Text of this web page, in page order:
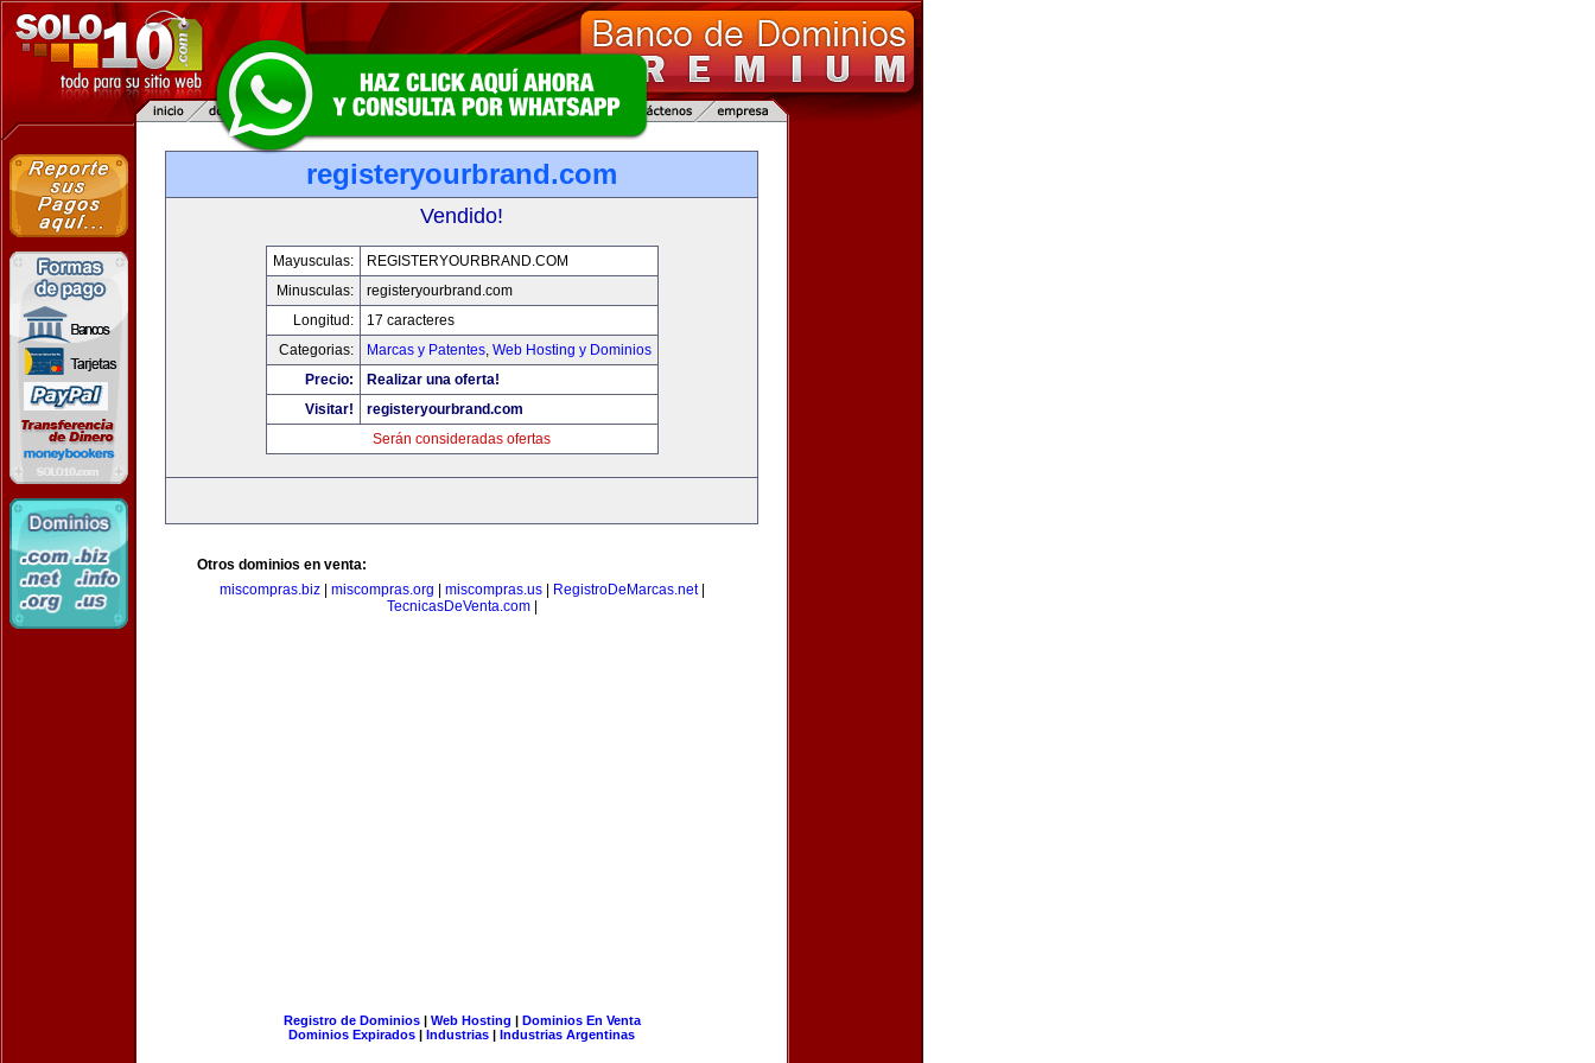
registeryourbrand.com
Vendido!
Mayusculas:
REGISTERYOURBRAND.COM
Minusculas:
registeryourbrand.com
Longitud:
17 caracteres
Categorias:
Marcas y Patentes, Web Hosting y Dominios
Precio:
Realizar una oferta!
Visitar!
registeryourbrand.com
Serán consideradas ofertas
Otros dominios en venta:
miscompras.biz| miscompras.org miscompras.us| RegistroDeMarcas.net|
TecnicasDeVenta.com|
Registro de Dominios| Web Hosting | Dominios En Venta
Dominios Expirados | Industrias | Industrias Argentinas